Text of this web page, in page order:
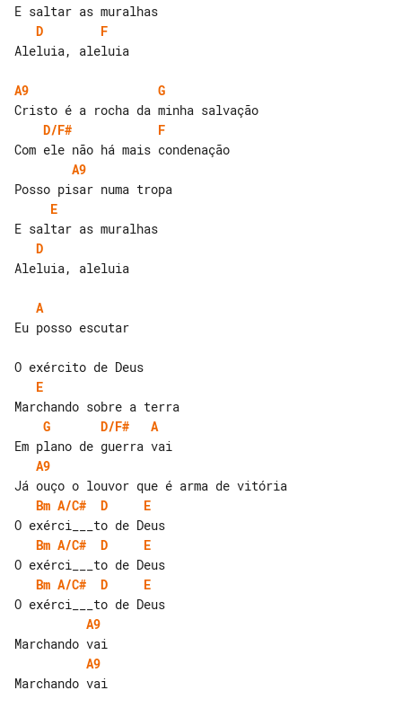
D
F
Aleluia, aleluia
A9
G
D/F#
F
A9
E
D
Aleluia, aleluia
A
Eu posso escutar
E
G
D/F#
A
A9
Bm A/C# D
E
Bm A/C# D
E
Bm A/C# D
E
A9
A9
Marchando vai